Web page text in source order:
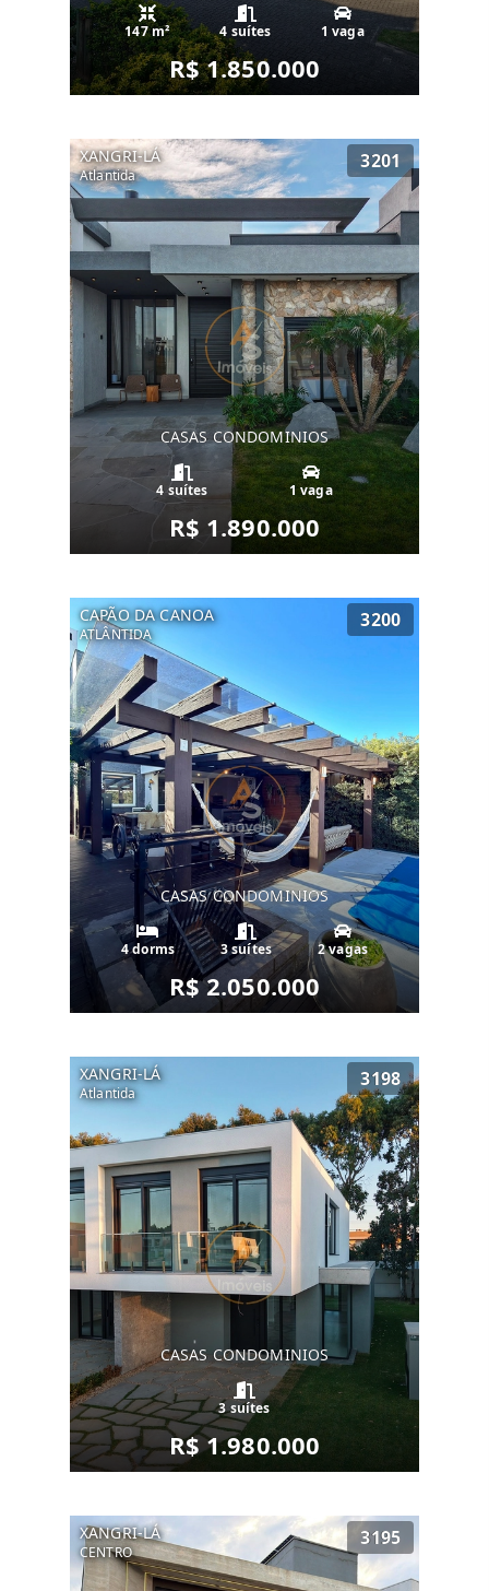
147 m² 4 suítes 1 vaga
R$ 1.850.000
XANGRI-LÁ
Atlantida
3201
CASAS CONDOMINIOS
4 suítes 1 vaga
R$ 1.890.000
CAPÃO DA CANOA
ATLÂNTIDA
3200
CASAS CONDOMINIOS
4 dorms 3 suítes 2 vagas
R$ 2.050.000
XANGRI-LÁ
Atlantida
3198
CASAS CONDOMINIOS
3 suítes
R$ 1.980.000
XANGRI-LÁ
CENTRO
3195